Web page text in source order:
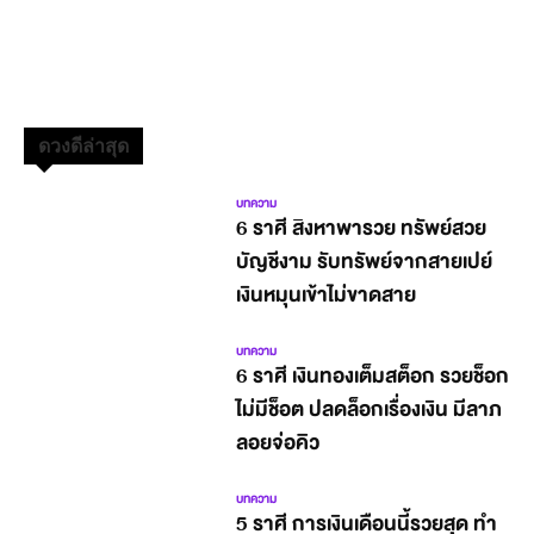
ดวงดีล่าสุด
บทความ
6 ราศี สิงหาพารวย ทรัพย์สวย
บัญชีงาม รับทรัพย์จากสายเปย์
เงินหมุนเข้าไม่ขาดสาย
บทความ
6 ราศี เงินทองเต็มสต็อก รวยช็อก
ไม่มีช็อต ปลดล็อกเรื่องเงิน มีลาภ
ลอยจ่อคิว
บทความ
5 ราศี การเงินเดือนนี้รวยสุด ทำ